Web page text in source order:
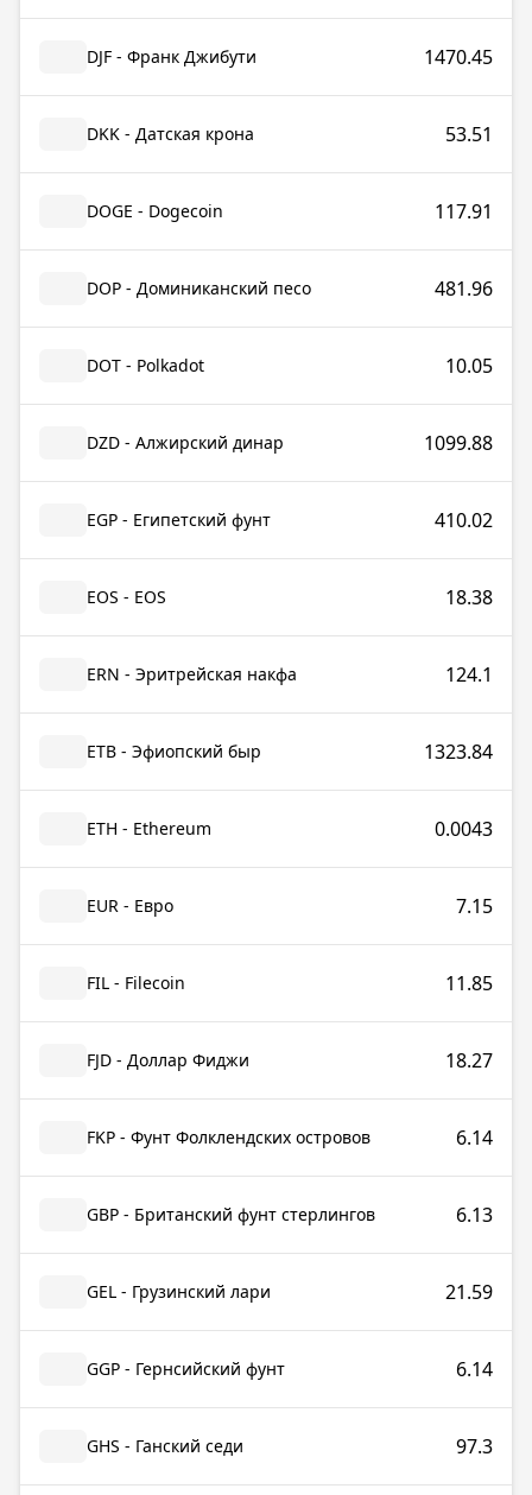
DJF - Франк Джибути 1470.45
DKK - Датская крона 53.51
DOGE - Dogecoin 117.91
DOP - Доминиканский песо 481.96
DOT - Polkadot 10.05
DZD - Алжирский динар 1099.88
EGP - Египетский фунт 410.02
EOS - EOS 18.38
ERN - Эритрейская накфа 124.1
ETB - Эфиопский быр 1323.84
ETH - Ethereum 0.0043
EUR - Евро 7.15
FIL - Filecoin 11.85
FJD - Доллар Фиджи 18.27
FKP - Фунт Фолклендских островов 6.14
GBP - Британский фунт стерлингов 6.13
GEL - Грузинский лари 21.59
GGP - Гернсийский фунт 6.14
GHS - Ганский седи 97.3